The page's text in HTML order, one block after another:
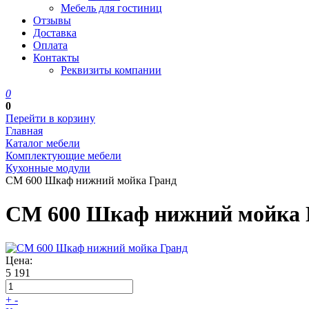
Мебель для гостиниц
Отзывы
Доставка
Оплата
Контакты
Реквизиты компании
0
0
Перейти в корзину
Главная
Каталог мебели
Комплектующие мебели
Кухонные модули
СМ 600 Шкаф нижний мойка Гранд
СМ 600 Шкаф нижний мойка
Цена:
5 191
+ -